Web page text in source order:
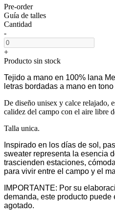
Pre-order
Guía de talles
Cantidad
-
+
Producto sin stock
Tejido a mano en 100% lana
letras bordadas a mano en
De diseño unisex y calce relajado,
calidez del campo con el aire libre
Talla unica.
Inspirado en los días de sol,
sweater representa la esencia
trascienden estaciones,
para vivir entre el campo y el
IMPORTANTE: Por su
demanda, este producto puede
agotado.